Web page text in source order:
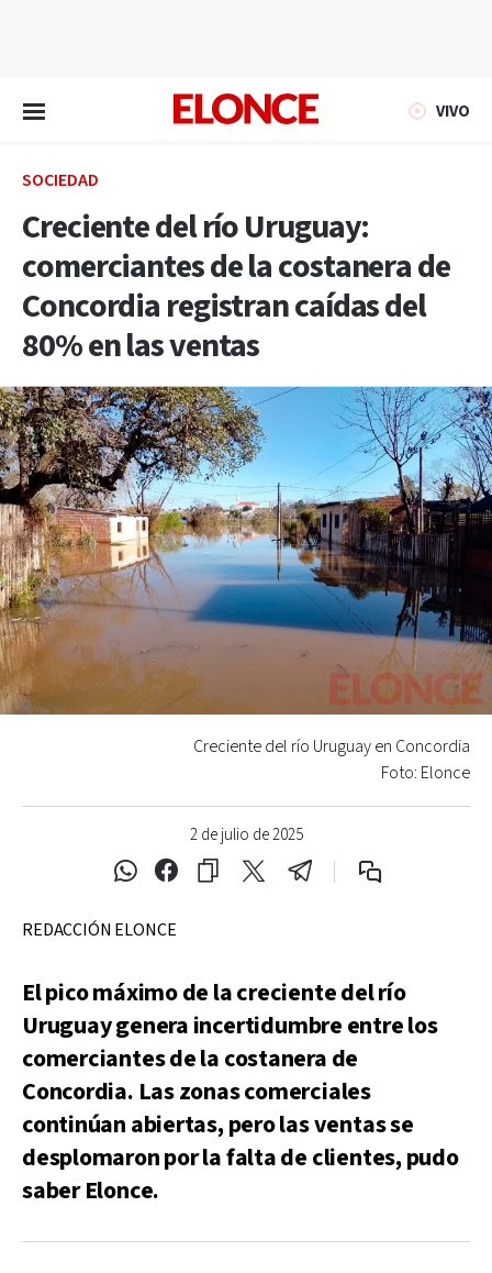
VIVO
SOCIEDAD
Creciente del río Uruguay:
comerciantes de la costanera de
Concordia registran caídas del
80% en las ventas
2 de julio de 2025
Creciente del río Uruguay en Concordia
Foto: Elonce
REDACCIÓN ELONCE
El pico máximo de la creciente del río
Uruguay genera incertidumbre entre los
comerciantes de la costanera de
Concordia. Las zonas comerciales
continúan abiertas, pero las ventas se
desplomaron por la falta de clientes, pudo
saber Elonce.